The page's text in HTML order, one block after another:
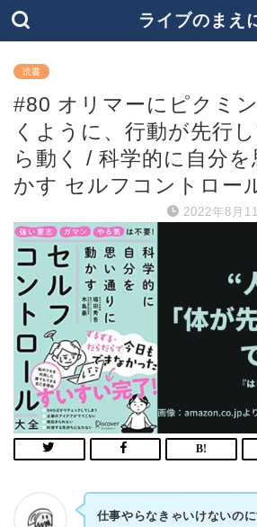
ライブのまえ
読書
#80 オリマーにピクミ
くように、行動が先行
ら動く / 科学的に自分
かす セルフコントロー
2022年8月
仕事やらなきゃいけないの